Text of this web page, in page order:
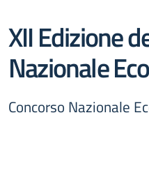
XII Edizione
Nazionale
Concorso Nazionale